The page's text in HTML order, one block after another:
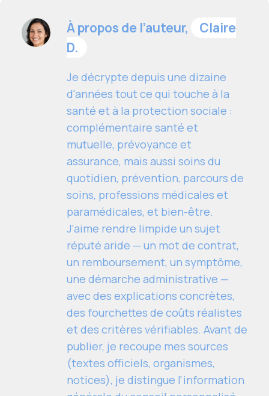
À propos de l’auteur,
Claire
D.
Je décrypte depuis une dizaine
d'années tout ce qui touche à la
santé et à la protection sociale :
complémentaire santé et
mutuelle, prévoyance et
assurance, mais aussi soins du
quotidien, prévention, parcours de
soins, professions médicales et
paramédicales, et bien-être.
J'aime rendre limpide un sujet
réputé aride — un mot de contrat,
un remboursement, un symptôme,
une démarche administrative —
avec des explications concrètes,
des fourchettes de coûts réalistes
et des critères vérifiables. Avant de
publier, je recoupe mes sources
(textes officiels, organismes,
notices), je distingue l'information